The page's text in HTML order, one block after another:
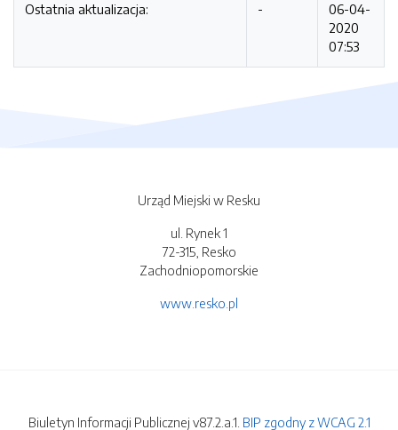
Ostatnia aktualizacja: -
06-04-
2020
07:53
Urząd Miejski w Resku
ul. Rynek 1
72-315, Resko
Zachodniopomorskie
www.resko.pl
Biuletyn Informacji Publicznej v87.2.a.1. BIP zgodny z WCAG 2.1